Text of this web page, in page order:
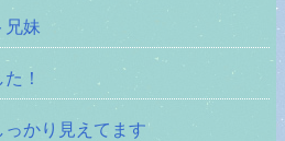
兄妹
！
かり見えてます